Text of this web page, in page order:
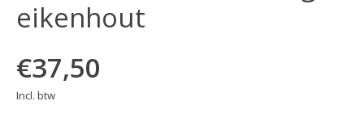
eikenhout
€37,50
Incl. btw